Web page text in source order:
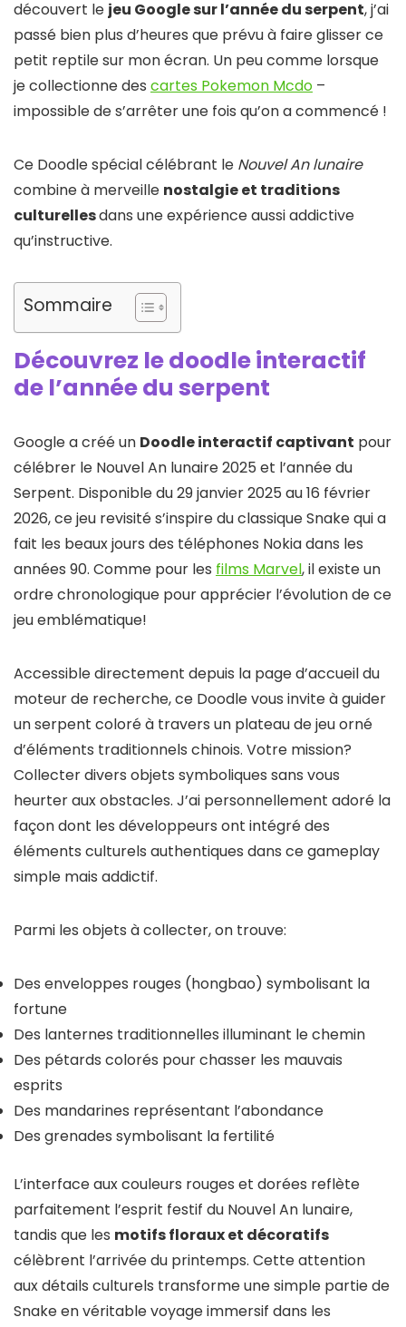
découvert le jeu Google sur l’année du serpent, j’ai
passé bien plus d’heures que prévu à faire glisser ce
petit reptile sur mon écran. Un peu comme lorsque
je collectionne des cartes Pokemon Mcdo –
impossible de s’arrêter une fois qu’on a commencé !
Ce Doodle spécial célébrant le Nouvel An lunaire
combine à merveille nostalgie et traditions
culturellesdans une expérience aussi addictive
qu’instructive.
Sommaire
Découvrez le doodle interactif
de l’année du serpent
Google a créé un Doodle interactif captivant pour
célébrer le Nouvel An lunaire 2025 et l’année du
Serpent. Disponible du 29 janvier 2025 au 16 février
2026, ce jeu revisité s’inspire du classique Snake qui a
fait les beaux jours des téléphones Nokia dans les
années 90. Comme pour les films Marvel, il existe un
ordre chronologique pour apprécier l’évolution de ce
jeu emblématique!
Accessible directement depuis la page d’accueil du
moteur de recherche, ce Doodle vous invite à guider
un serpent coloré à travers un plateau de jeu orné
d’éléments traditionnels chinois. Votre mission?
Collecter divers objets symboliques sans vous
heurter aux obstacles. J’ai personnellement adoré la
façon dont les développeurs ont intégré des
éléments culturels authentiques dans ce gameplay
simple mais addictif.
Parmi les objets à collecter, on trouve:
Des enveloppes rouges (hongbao) symbolisant la
fortune
Des lanternes traditionnelles illuminant le chemin
Des pétards colorés pour chasser les mauvais
esprits
Des mandarines représentant l’abondance
Des grenades symbolisant la fertilité
L’interface aux couleurs rouges et dorées reflète
parfaitement l’esprit festif du Nouvel An lunaire,
tandis que les motifs floraux et décoratifs
célèbrent l’arrivée du printemps. Cette attention
aux détails culturels transforme une simple partie de
Snake en véritable voyage immersif dans les